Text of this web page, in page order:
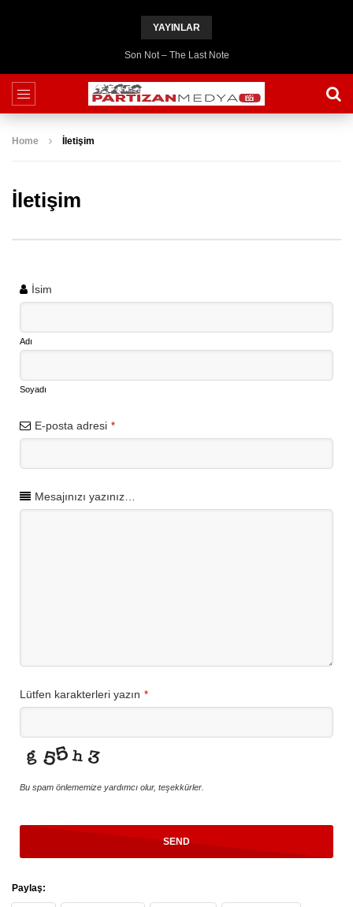
YAYINLAR
Son Not – The Last Note
Home İletişim
İletişim
İsim
Adı
Soyadı
E-posta adresi *
Mesajınızı yazınız…
Lütfen karakterleri yazın *
Bu spam önlememize yardımcı olur, teşekkürler.
SEND
Paylaş: